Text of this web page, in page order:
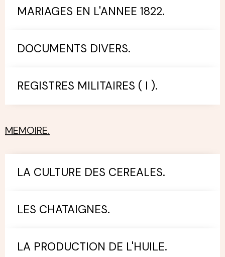
MARIAGES EN L'ANNEE 1822.
DOCUMENTS DIVERS.
REGISTRES MILITAIRES ( I ).
MEMOIRE.
LA CULTURE DES CEREALES.
LES CHATAIGNES.
LA PRODUCTION DE L'HUILE.